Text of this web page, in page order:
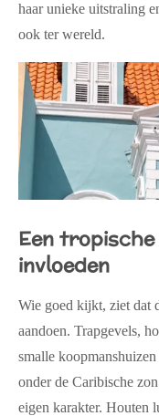
haar unieke uitstraling
ook ter wereld.
Een
invloeden
Wie goed kijkt, ziet dat
aandoen. Trapgevels,
smalle
onder de Caribische
eigen karakter. Houten